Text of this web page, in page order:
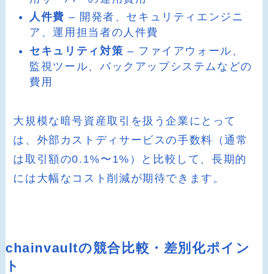
人件費 – 開発者、セキュリティエンジニ
ア、運用担当者の人件費
セキュリティ対策 – ファイアウォール、
監視ツール、バックアップシステムなどの
費用
大規模な暗号資産取引を扱う企業にとって
は、外部カストディサービスの手数料（通常
は取引額の0.1%〜1%）と比較して、長期的
には大幅なコスト削減が期待できます。
chainvaultの競合比較・差別化ポイン
ト